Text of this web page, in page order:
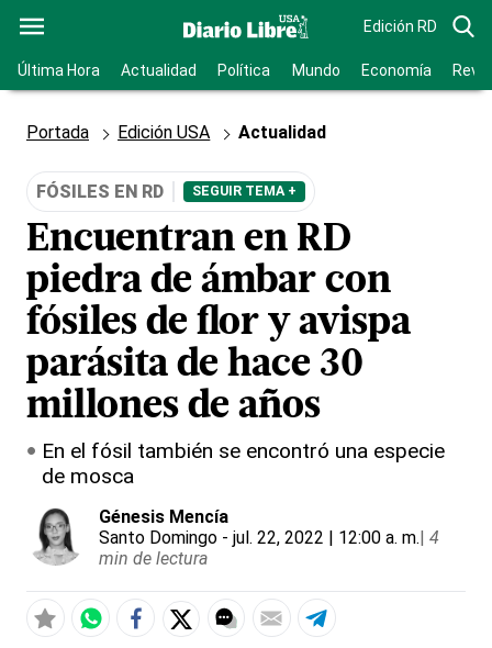
Edición RD
Última Hora Actualidad Política Mundo Economía
Portada Edición USA Actualidad
FÓSILES EN RD SEGUIR TEMA +
Encuentran en RD
piedra de ámbar con
fósiles de flor y avispa
parásita de hace 30
millones de años
En el fósil también se encontró una especie
de mosca
Génesis Mencía
Santo Domingo - jul. 22, 2022 | 12:00 a. m.| 4
min de lectura